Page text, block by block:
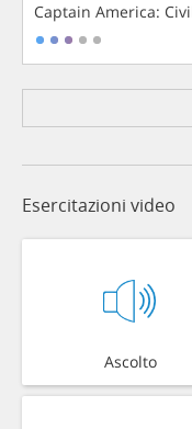
Captain America:
Esercitazioni video
Ascolto